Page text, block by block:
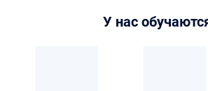
У нас